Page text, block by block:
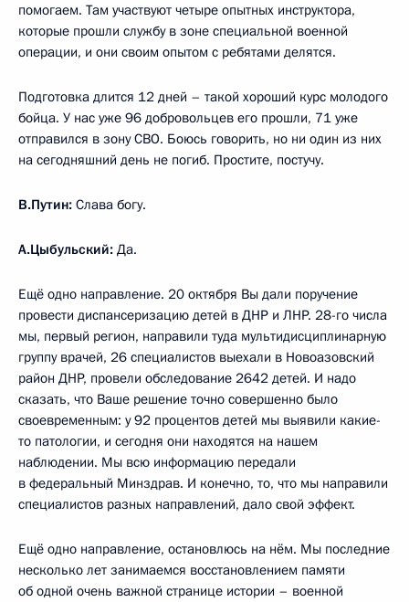
помогаем. Там участвуют четыре опытных инструктора,
которые прошли службу в зоне специальной военной
операции, и они своим опытом с ребятами делятся.
Подготовка длится 12 дней – такой хороший курс молодого
бойца. У нас уже 96 добровольцев его прошли, 71 уже
отправился в зону СВО. Боюсь говорить, но ни один из них
на сегодняшний день не погиб. Простите, постучу.
В.Путин: Слава богу.
А.Цыбульский: Да.
Ещё одно направление. 20 октября Вы дали поручение
провести диспансеризацию детей в ДНР и ЛНР. 28-го числа
мы, первый регион, направили туда мультидисциплинарную
группу врачей, 26 специалистов выехали в Новоазовский
район ДНР, провели обследование 2642 детей. И надо
сказать, что Ваше решение точно совершенно было
своевременным: у 92 процентов детей мы выявили какие-
то патологии, и сегодня они находятся на нашем
наблюдении. Мы всю информацию передали
в федеральный Минздрав. И конечно, то, что мы направили
специалистов разных направлений, дало свой эффект.
Ещё одно направление, остановлюсь на нём. Мы последние
несколько лет занимаемся восстановлением памяти
об одной очень важной странице истории – военной